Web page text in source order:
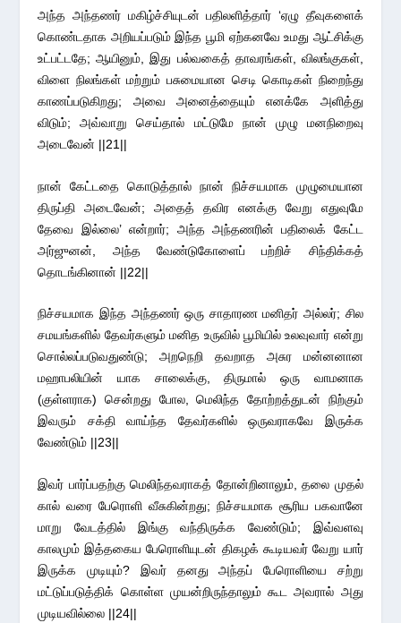
அந்த அந்தணர் மகிழ்ச்சியுடன் பதிலளித்தார் ‘ஏழு தீவுகளைக்
கொண்டதாக அறியப்படும் இந்த பூமி ஏற்கனவே உமது ஆட்சிக்கு
உட்பட்டதே; ஆயினும், இது பல்வகைத் தாவரங்கள், விலங்குகள்,
விளை நிலங்கள் மற்றும் பசுமையான செடி கொடிகள் நிறைந்து
காணப்படுகிறது; அவை அனைத்தையும் எனக்கே அளித்து
விடும்; அவ்வாறு செய்தால் மட்டுமே நான் முழு மனநிறைவு
அடைவேன் ||21||
நான் கேட்டதை கொடுத்தால் நான் நிச்சயமாக முழுமையான
திருப்தி அடைவேன்; அதைத் தவிர எனக்கு வேறு எதுவுமே
தேவை இல்லை’ என்றார்; அந்த அந்தணரின் பதிலைக் கேட்ட
அர்ஜுனன், அந்த வேண்டுகோளைப் பற்றிச் சிந்திக்கத்
தொடங்கினான் ||22||
நிச்சயமாக இந்த அந்தணர் ஒரு சாதாரண மனிதர் அல்லர்; சில
சமயங்களில் தேவர்களும் மனித உருவில் பூமியில் உலவுவார் என்று
சொல்லப்படுவதுண்டு; அறநெறி தவறாத அசுர மன்னனான
மஹாபலியின் யாக சாலைக்கு, திருமால் ஒரு வாமனாக
(குள்ளராக) சென்றது போல, மெலிந்த தோற்றத்துடன் நிற்கும்
இவரும் சக்தி வாய்ந்த தேவர்களில் ஒருவராகவே இருக்க
வேண்டும் ||23||
இவர் பார்ப்பதற்கு மெலிந்தவராகத் தோன்றினாலும், தலை முதல்
கால் வரை பேரொளி வீசுகின்றது; நிச்சயமாக சூரிய பகவானே
மாறு வேடத்தில் இங்கு வந்திருக்க வேண்டும்; இவ்வளவு
காலமும் இத்தகைய பேரொளியுடன் திகழக் கூடியவர் வேறு யார்
இருக்க முடியும்? இவர் தனது அந்தப் பேரொளியை சற்று
மட்டுப்படுத்திக் கொள்ள முயன்றிருந்தாலும் கூட அவரால் அது
முடியவில்லை ||24||